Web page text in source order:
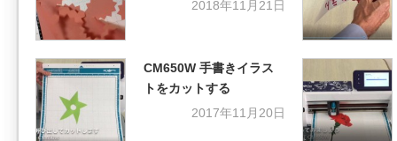
2018年11月21日
CM650W 手書きイラス
トをカットする
2017年11月20日